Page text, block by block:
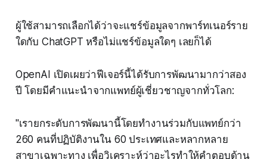
ผู้ใช้สามารถเลือกได้ว่าจะแชร์ข้อมูลจากพาร์ทเนอร์ราย
ใดกับ ChatGPT หรือไม่แชร์ข้อมูลใดๆ เลยก็ได้
OpenAI เปิดเผยว่าฟีเจอร์นี้ได้รับการพัฒนามากว่าสอง
ปี โดยมีคำแนะนำจากแพทย์ผู้เชี่ยวชาญจากทั่วโลก:
"เรายกระดับการพัฒนานี้โดยทำงานร่วมกับแพทย์กว่า
260 คนที่ปฏิบัติงานใน 60 ประเทศและหลากหลาย
สาขาเฉพาะทาง เพื่อวิเคราะห์ว่าอะไรทำให้คำตอบด้าน